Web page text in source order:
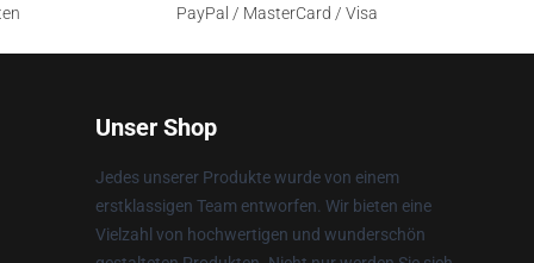
PayPal / MasterCard / Visa
Unser Shop
Jedes unserer Produkte wurde von einem
erstklassigen Team entworfen. Wir bieten eine
Vielzahl von hochwertigen und wunderschön